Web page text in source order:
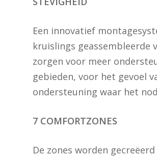
Een innovatief
kruislings geassembleerde
zorgen voor meer
gebieden, voor het gevoel
ondersteuning waar het
7 COMFORTZONES
De zones worden